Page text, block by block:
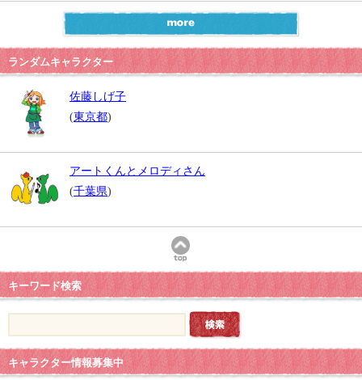
ランダムキャラクター
佐藤しげ子
(東京都)
アートくんとメロディさん
(千葉県)
キーワード検索
キャラクター情報募集中